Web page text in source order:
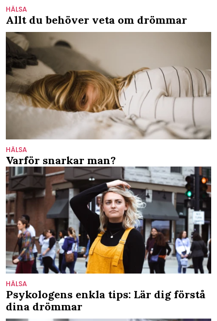
HÄLSA
Allt du behöver veta om drömmar
HÄLSA
Varför snarkar man?
HÄLSA
Psykologens enkla tips: Lär dig förstå
dina drömmar